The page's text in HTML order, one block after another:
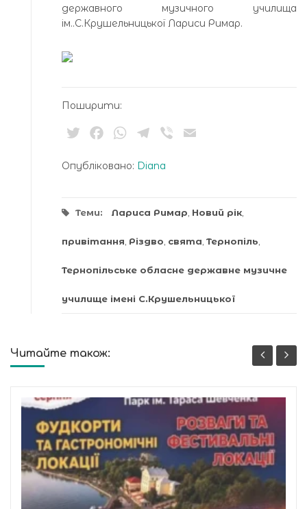
державного музичного училища
ім..С.Крушельницької Лариси Римар.
Поширити:
TwitterFacebookWhatsApp
Telegram
Viber
Опубліковано: Diana
Теми: Лариса Римар Новий рік
привітання Різдво свята Тернопіль
Тернопільське обласне державне музичне
училище імені С.Крушельницької
Читайте також: